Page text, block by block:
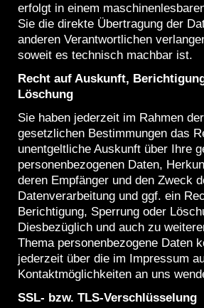
erfolgt in einem
Sie die direkte Übertragung der
anderen Verantwortlichen
soweit es technisch machbar ist.
Recht auf Auskunft,
Löschung
Sie haben jederzeit im Rahmen
gesetzlichen Bestimmungen das
unentgeltliche Auskunft über Ihre
personenbezogenen Daten,
deren Empfänger und den Zweck
Datenverarbeitung und ggf. ein
Berichtigung, Sperrung oder
Diesbezüglich und auch zu
Thema personenbezogene Daten
jederzeit über die im Impressum
Kontaktmöglichkeiten an uns
SSL- bzw. TLS-Verschlüsselung